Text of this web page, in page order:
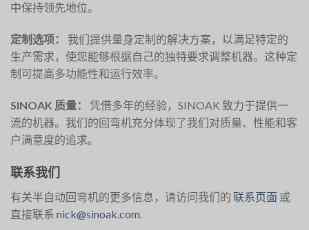
中保持领先地位。
定制选项：
我们提供量身定制的解决方案，以满足特定的
生产需求，使您能够根据自己的独特要求调整机器。这种定
制可提高多功能性和运行效率。
SINOAK 质量：
凭借多年的经验，SINOAK 致力于提供一
流的机器。我们的回弯机充分体现了我们对质量、性能和客
户满意度的追求。
联系我们
有关半自动回弯机的更多信息，请访问我们的 联系页面 或
直接联系 nick@sinoak.com